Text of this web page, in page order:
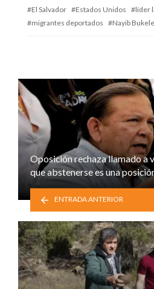
El Salvador
Estados Unidos
líder
migrantes deportados
Nayib Bukele
Oposición rechaza llamado a
que abstenerse es una
ENTRADA ANTERIOR